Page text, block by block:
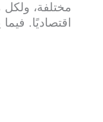
مختلفة،
اقتصاديًا.